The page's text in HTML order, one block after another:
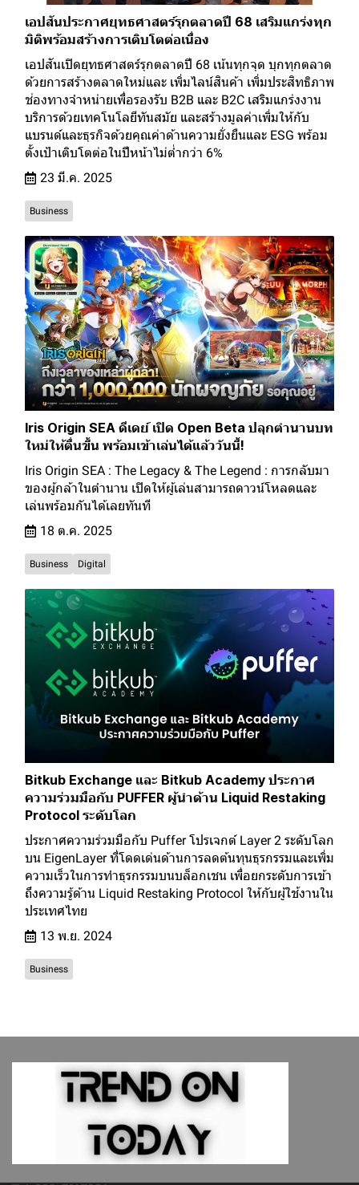
เอปสันประกาศยุทธศาสตร์รุกตลาดปี 68 เสริมแกร่งทุก
มิติพร้อมสร้างการเติบโตต่อเนื่อง
เอปสันเปิดยุทธศาสตร์รุกตลาดปี 68 เน้นทุกจุด บุกทุกตลาด
ด้วยการสร้างตลาดใหม่และ เพิ่มไลน์สินค้า เพิ่มประสิทธิภาพ
ช่องทางจำหน่ายเพื่อรองรับ B2B และ B2C เสริมแกร่งงาน
บริการด้วยเทคโนโลยีทันสมัย และสร้างมูลค่าเพิ่มให้กับ
แบรนด์และธุรกิจด้วยคุณค่าด้านความยั่งยืนและ ESG พร้อม
ตั้งเป้าเติบโตต่อในปีหน้าไม่ต่ำกว่า 6%
23 มี.ค. 2025
Business
Iris Origin SEA ดีเดย์ เปิด Open Beta ปลุกตำนานบท
ใหม่ให้ตื่นขึ้น พร้อมเข้าเล่นได้แล้ววันนี้!
Iris Origin SEA : The Legacy & The Legend : การกลับมา
ของผู้กล้าในตำนาน เปิดให้ผู้เล่นสามารถดาวน์โหลดและ
เล่นพร้อมกันได้เลยทันที
18 ต.ค. 2025
Business Digital
Bitkub Exchange และ Bitkub Academy ประกาศ
ความร่วมมือกับ PUFFER ผู้นำด้าน Liquid Restaking
Protocol ระดับโลก
ประกาศความร่วมมือกับ Puffer โปรเจกต์ Layer 2 ระดับโลก
บน EigenLayer ที่โดดเด่นด้านการลดต้นทุนธุรกรรมและเพิ่ม
ความเร็วในการทำธุรกรรมบนบล็อกเชน เพื่อยกระดับการเข้า
ถึงความรู้ด้าน Liquid Restaking Protocol ให้กับผู้ใช้งานใน
ประเทศไทย
13 พ.ย. 2024
Business